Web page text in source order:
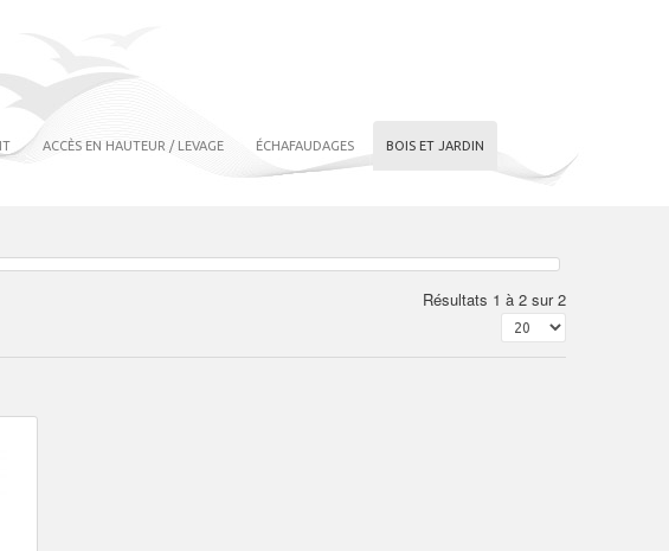
ACCÈS EN HAUTEUR / LEVAGE ÉCHAFAUDAGES BOIS ET JARDIN
Résultats 1 à 2 sur 2